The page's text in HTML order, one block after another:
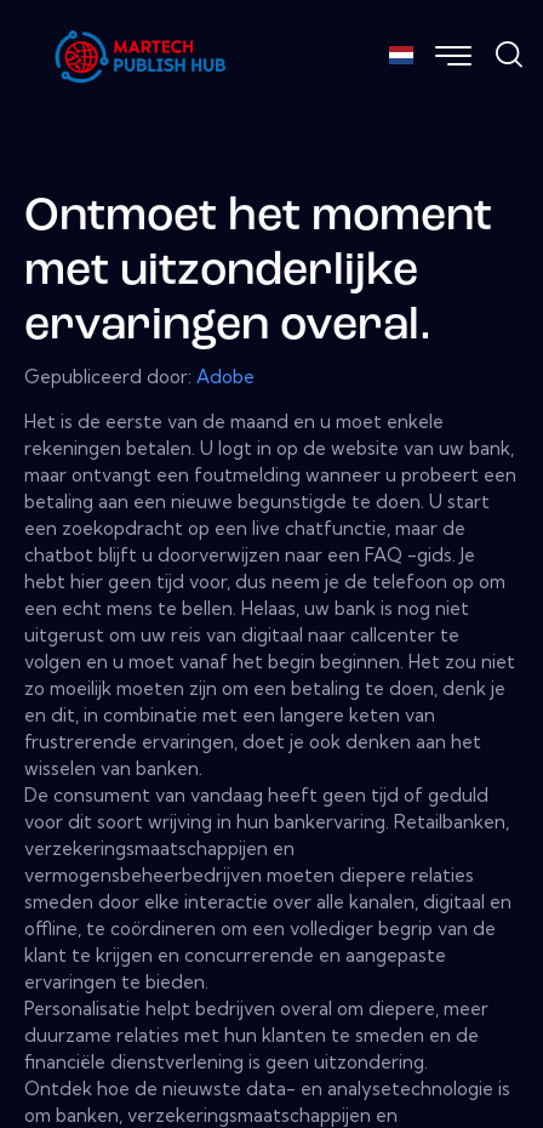
Ontmoet het moment
met uitzonderlijke
ervaringen overal.
Gepubliceerd door: Adobe
Het is de eerste van de maand en u moet enkele
rekeningen betalen. U logt in op de website van uw bank,
maar ontvangt een foutmelding wanneer u probeert een
betaling aan een nieuwe begunstigde te doen. U start
een zoekopdracht op een live chatfunctie, maar de
chatbot blijft u doorverwijzen naar een FAQ -gids. Je
hebt hier geen tijd voor, dus neem je de telefoon op om
een ​​echt mens te bellen. Helaas, uw bank is nog niet
uitgerust om uw reis van digitaal naar callcenter te
volgen en u moet vanaf het begin beginnen. Het zou niet
zo moeilijk moeten zijn om een ​​betaling te doen, denk je
en dit, in combinatie met een langere keten van
frustrerende ervaringen, doet je ook denken aan het
wisselen van banken.
De consument van vandaag heeft geen tijd of geduld
voor dit soort wrijving in hun bankervaring. Retailbanken,
verzekeringsmaatschappijen en
vermogensbeheerbedrijven moeten diepere relaties
smeden door elke interactie over alle kanalen, digitaal en
offline, te coördineren om een ​​vollediger begrip van de
klant te krijgen en concurrerende en aangepaste
ervaringen te bieden.
Personalisatie helpt bedrijven overal om diepere, meer
duurzame relaties met hun klanten te smeden en de
financiële dienstverlening is geen uitzondering.
Ontdek hoe de nieuwste data- en analysetechnologie is
om banken, verzekeringsmaatschappijen en